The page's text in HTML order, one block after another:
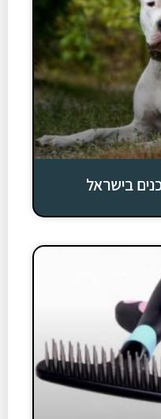
בישראל